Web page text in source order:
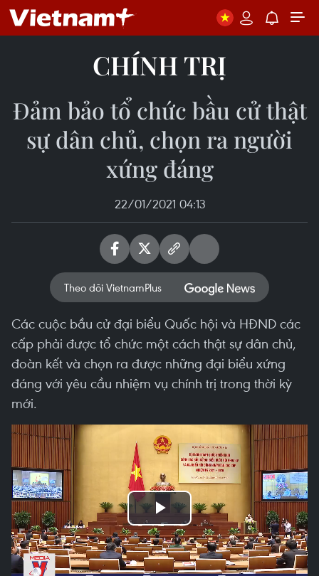
CHÍNH TRỊ
Đảm bảo tổ chức bầu cử thật
sự dân chủ, chọn ra người
xứng đáng
22/01/2021 04:13
Theo dõi VietnamPlus
Các cuộc bầu cử đại biểu Quốc hội và HĐND các
cấp phải được tổ chức một cách thật sự dân chủ,
đoàn kết và chọn ra được những đại biểu xứng
đáng với yêu cầu nhiệm vụ chính trị trong thời kỳ
mới.
Play
Video